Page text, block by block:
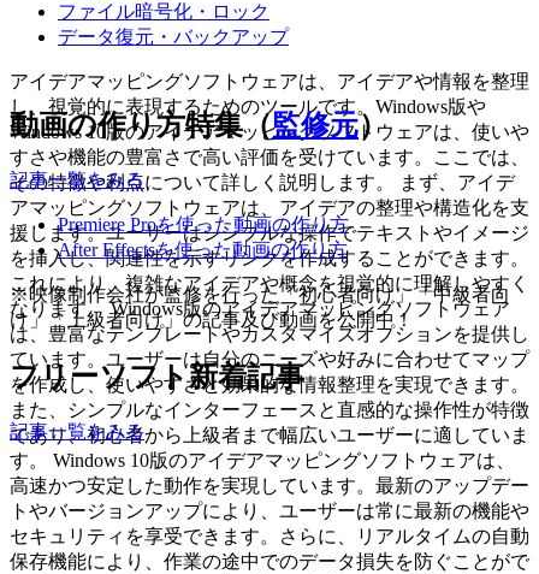
ファイル暗号化・ロック
データ復元・バックアップ
アイデアマッピングソフトウェアは、アイデアや情報を整理
し、視覚的に表現するためのツールです。Windows版や
Windows 10版のアイデアマッピングソフトウェアは、使いや
すさや機能の豊富さで高い評価を受けています。ここでは、
その特徴や利点について詳しく説明します。 まず、アイデ
アマッピングソフトウェアは、アイデアの整理や構造化を支
援します。ユーザーはシンプルな操作でテキストやイメージ
を挿入し、関連性を示すリンクを作成することができます。
これにより、複雑なアイデアや概念を視覚的に理解しやすく
なります。 Windows版のアイデアマッピングソフトウェア
は、豊富なテンプレートやカスタマイズオプションを提供し
ています。ユーザーは自分のニーズや好みに合わせてマップ
を作成し、使いやすさと効果的な情報整理を実現できます。
また、シンプルなインターフェースと直感的な操作性が特徴
であり、初心者から上級者まで幅広いユーザーに適していま
す。 Windows 10版のアイデアマッピングソフトウェアは、
高速かつ安定した動作を実現しています。最新のアップデー
トやバージョンアップにより、ユーザーは常に最新の機能や
セキュリティを享受できます。さらに、リアルタイムの自動
保存機能により、作業の途中でのデータ損失を防ぐことがで
動画の作り方特集（監修元）
記事一覧をみる
Premiere Proを使った動画の作り方
After Effectsを使った動画の作り方
※映像制作会社が監修を行った「初心者向け」「中級者向
け」「上級者向け」の記事及び動画を公開中！
フリーソフト新着記事
記事一覧をみる